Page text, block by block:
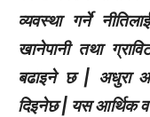
व्यवस्था गर्ने
खानेपानी तथा
बढाइने छ | अधुरा
दिइनेछ | यस आर्थिक